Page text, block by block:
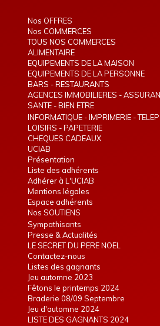
Nos OFFRES
Nos COMMERCES
TOUS NOS COMMERCES
ALIMENTAIRE
EQUIPEMENTS DE LA MAISON
EQUIPEMENTS DE LA PERSONNE
BARS - RESTAURANTS
AGENCES IMMOBILIERES -
TELEPHONIE - INTERIM
SANTE - BIEN ETRE
INFORMATIQUE - IMPRIMERIE -
ELECTRONIQUE
LOISIRS - PAPETERIE
CHEQUES CADEAUX
UCIAB
Présentation
Liste des adhérents
Adhérer à L'UCIAB
Mentions légales
Espace adhérents
Nos SOUTIENS
Sympathisants
Presse & Actualités
LE SECRET DU PERE NOEL
Contactez-nous
Listes des gagnants
Jeu automne 2023
Fêtons le printemps 2024
Braderie 08/09 Septembre
Jeu d'automne 2024
LISTE DES GAGNANTS 2024